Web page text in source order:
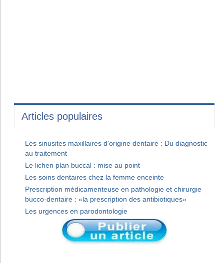
Articles populaires
Les sinusites maxillaires d'origine dentaire : Du diagnostic
au traitement
Le lichen plan buccal : mise au point
Les soins dentaires chez la femme enceinte
Prescription médicamenteuse en pathologie et chirurgie
bucco-dentaire : «la prescription des antibiotiques»
Les urgences en parodontologie